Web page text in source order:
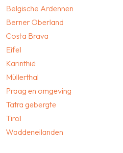
Belgische Ardennen
Berner Oberland
Costa Brava
Eifel
Karinthië
Müllerthal
Praag en omgeving
Tatra gebergte
Tirol
Waddeneilanden